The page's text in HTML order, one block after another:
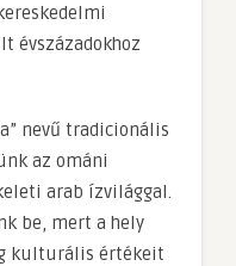
évszázadokhoz
nevű tradicionális
az ománi
arab ízvilággal.
be, mert a hely
kulturális értékeit